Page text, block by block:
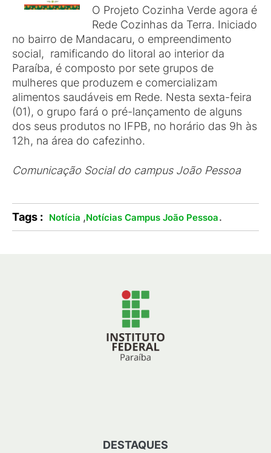
O Projeto Cozinha Verde agora é
Rede Cozinhas da Terra. Iniciado
no bairro de Mandacaru, o empreendimento
social, ramificando do litoral ao interior da
Paraíba, é composto por sete grupos de
mulheres que produzem e comercializam
alimentos saudáveis em Rede. Nesta sexta-feira
(01), o grupo fará o pré-lançamento de alguns
dos seus produtos no IFPB, no horário das 9h às
12h, na área do cafezinho.
Comunicação Social do campus João Pessoa
Tags : Notícia ,Notícias Campus João Pessoa.
DESTAQUES